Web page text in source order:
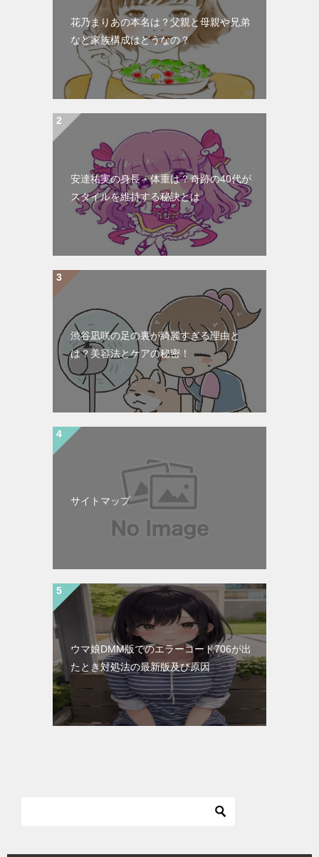
花乃まりあの本名は？父親と母親や兄弟
など家族構成はどうなの？
安達祐実の身長・体重は？奇跡の40代が
スタイルを維持する秘訣とは
渋谷凪咲の足の裏が綺麗すぎる理由と
は？美容法とケアの秘密！
サイトマップ
ウマ娘DMM版でのエラーコード706が出
たとき対処法の最新版及び原因